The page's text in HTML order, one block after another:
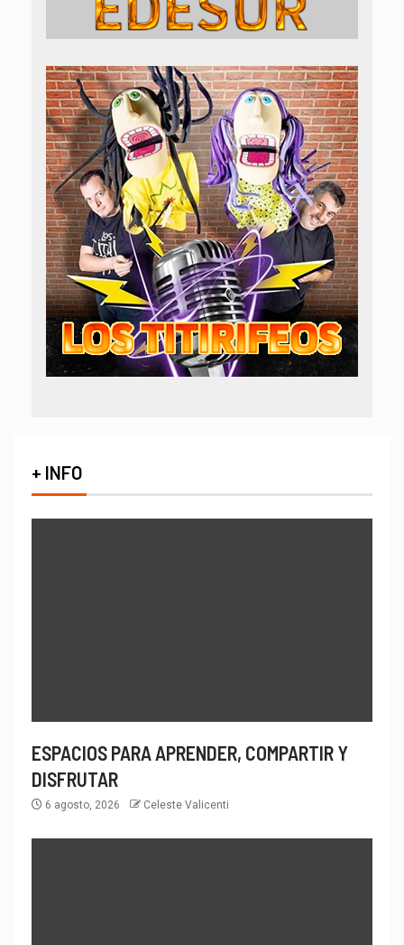
+ INFO
ESPACIOS PARA APRENDER, COMPARTIR Y
DISFRUTAR
6 agosto, 2026 Celeste Valicenti